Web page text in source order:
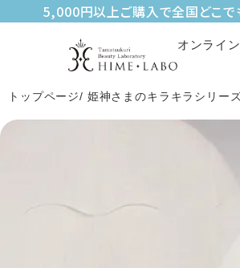
5,000円以上ご購入で全国どこで
オンライ
トップページ 姫神さまのキラキラシリー